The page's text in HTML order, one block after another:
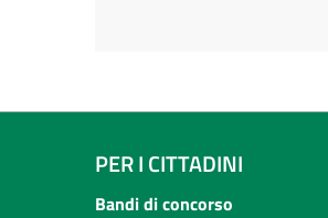
PER I CITTADINI
Bandi di concorso